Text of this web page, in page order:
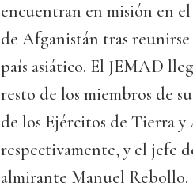
encuentran en misión en
de Afganistán tras reunirse
país asiático. El JEMAD
resto de los miembros de
de los Ejércitos de Tierra
respectivamente, y el jefe
almirante Manuel Rebollo.